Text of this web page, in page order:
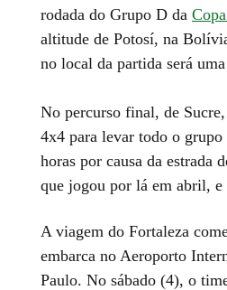
rodada do Grupo D da
altitude de Potosí, na
no local da partida será uma
No percurso final, de
4x4 para levar todo o
horas por causa da estrada
que jogou por lá em abril, e
A viagem do Fortaleza
embarca no Aeroporto
Paulo. No sábado (4), o